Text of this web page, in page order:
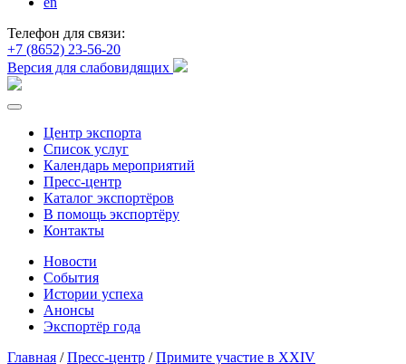
Телефон для связи:
+7 (8652) 23-56-20
Версия для слабовидящих
Центр экспорта
Список услуг
Календарь мероприятий
Пресс-центр
Каталог экспортёров
В помощь экспортёру
Контакты
Новости
События
Истории успеха
Анонсы
Экспортёр года
Главная /Пресс-центр /Примите участие в XXIV